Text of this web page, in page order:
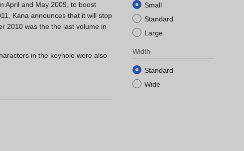
Small
Standard
Large
Width
Standard
Wide
April and May 2009, to boost
Kana announces that it will stop
2010 was the the last volume in
in the keyhole were also